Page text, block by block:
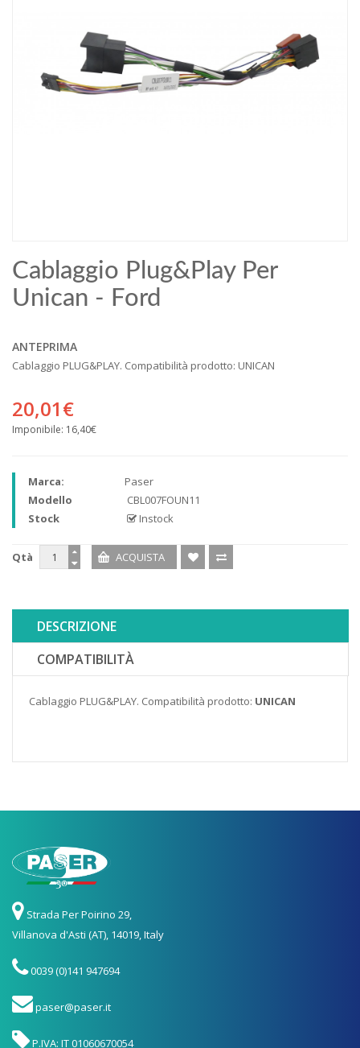
Cablaggio Plug&Play Per
Unican - Ford
ANTEPRIMA
Cablaggio PLUG&PLAY. Compatibilità prodotto: UNICAN
20,01€
Imponibile: 16,40€
Marca:
Paser
Modello
CBL007FOUN11
Stock
Instock
Qtà
DESCRIZIONE
COMPATIBILITÀ
Cablaggio PLUG&PLAY. Compatibilità prodotto: UNICAN
Strada Per Poirino 29,
Villanova d'Asti (AT), 14019, Italy
0039 (0)141 947694
paser@paser.it
P.IVA: IT 01060670054